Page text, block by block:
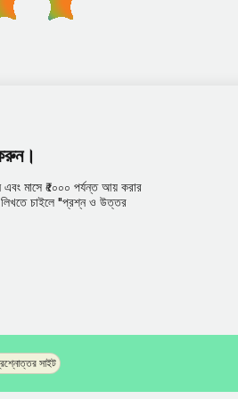
মাসে ₹৫০০০ পর্যন্ত আয় করার
লিখতে চাইলে "প্রশ্ন ও উত্তর
সাইট